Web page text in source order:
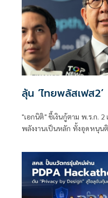
ลุ้น ‘ไทยพลัสเฟส2’
"เอกนิติ" ชี้เงินกู้ตาม พ.ร.ก.
พลังงานเป็นหลัก ทั้งอุดหนุน
พร้อมให้ใช้กับไทยเที่ยวไทย
รอประเมินความเหมาะสม น